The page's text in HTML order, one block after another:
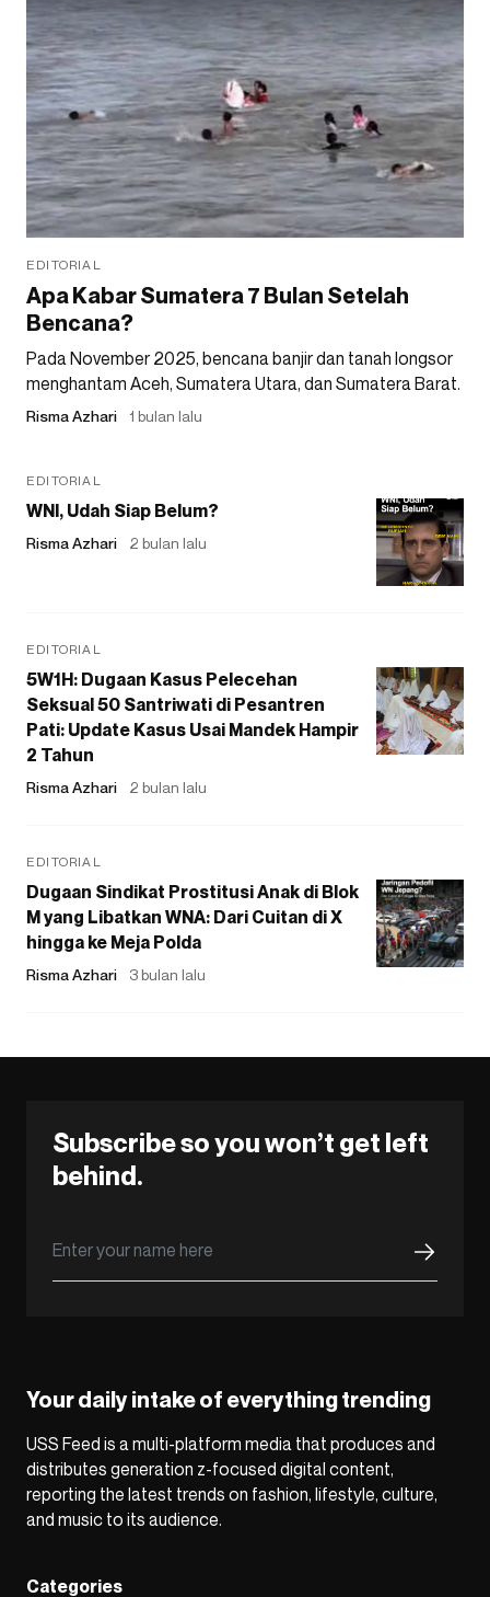
EDITORIAL
Apa Kabar Sumatera 7 Bulan Setelah
Bencana?
Pada November 2025, bencana banjir dan tanah longsor
menghantam Aceh, Sumatera Utara, dan Sumatera Barat.
Risma Azhari 1 bulan lalu
EDITORIAL
WNI, Udah Siap Belum?
Risma Azhari 2 bulan lalu
EDITORIAL
5W1H: Dugaan Kasus Pelecehan
Seksual 50 Santriwati di Pesantren
Pati: Update Kasus Usai Mandek Hampir
2 Tahun
Risma Azhari 2 bulan lalu
EDITORIAL
Dugaan Sindikat Prostitusi Anak di Blok
M yang Libatkan WNA: Dari Cuitan di X
hingga ke Meja Polda
Risma Azhari 3 bulan lalu
Subscribe so you won’t get left
behind.
Your daily intake of everything trending
USS Feed is a multi-platform media that produces and
distributes generation z-focused digital content,
reporting the latest trends on fashion, lifestyle, culture,
and music to its audience.
Categories